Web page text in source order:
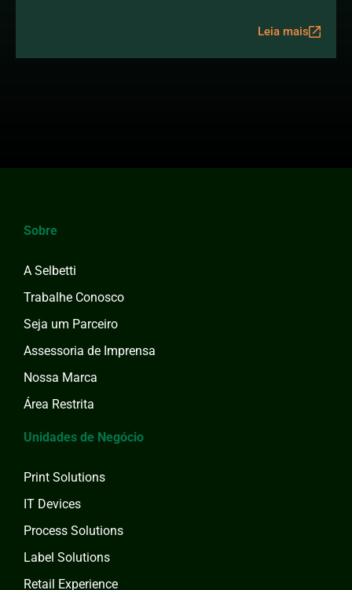
Leia mais
Sobre
A Selbetti
Trabalhe Conosco
Seja um Parceiro
Assessoria de Imprensa
Nossa Marca
Área Restrita
Unidades de Negócio
Print Solutions
IT Devices
Process Solutions
Label Solutions
Retail Experience